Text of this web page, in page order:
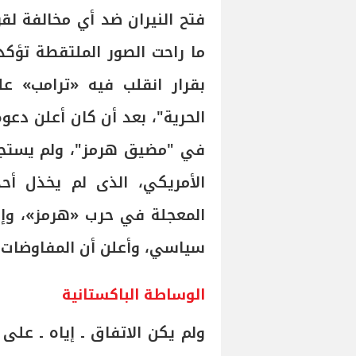
فتح النيران ضد أي مخالفة
ما راحت الصور الملتقطة
بقرار انقلب فيه
الحرية"، بعد أن كان أعلن
في "مضيق هرمز"، ولم
الأمريكي، الذى لم يخذل
المعجلة في حرب «هرمز»،
سياسي، وأعلن أن
الوساطة الباكستانية
ولم يكن الاتفاق ـ إياه ـ